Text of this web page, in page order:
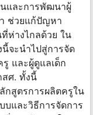
นและการพัฒนาผู้
ช่วยแก้ปัญหา
ห่างไกลด้วย ใน
จะนำไปสู่การจัด
และผู้ดูแลเด็ก
สศ. ทั้งนี้
กสูตรการผลิตครูใน
และวิธีการจัดการ